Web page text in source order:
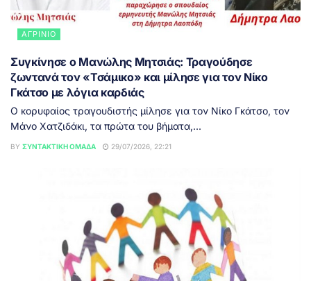
ΑΓΡΊΝΙΟ
Συγκίνησε ο Μανώλης Μητσιάς: Τραγούδησε
ζωντανά τον «Τσάμικο» και μίλησε για τον Νίκο
Γκάτσο με λόγια καρδιάς
Ο κορυφαίος τραγουδιστής μίλησε για τον Νίκο Γκάτσο, τον
Μάνο Χατζιδάκι, τα πρώτα του βήματα,...
BY ΣΥΝΤΑΚΤΙΚΉ ΟΜΆΔΑ 29/07/2026, 22:21